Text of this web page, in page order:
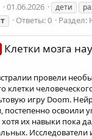
01.06.2026 дети
Ответы: 0 Раздел:
Клетки мозга
провели
клетки
игру Doom.
постепенно освоили
их навыки пока
Исследователи